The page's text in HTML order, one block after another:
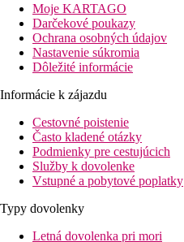
Moje KARTAGO
Darčekové poukazy
Ochrana osobných údajov
Nastavenie súkromia
Dôležité informácie
Informácie k zájazdu
Cestovné poistenie
Často kladené otázky
Podmienky pre cestujúcich
Služby k dovolenke
Vstupné a pobytové poplatky
Typy dovolenky
Letná dovolenka pri mori